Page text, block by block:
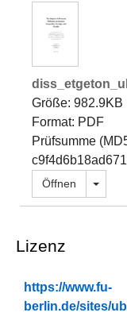
Größe: 982.9KB
Format: PDF
Prüfsumme
Öffnen
Lizenz
https://www.fu-
berlin.de/sites/